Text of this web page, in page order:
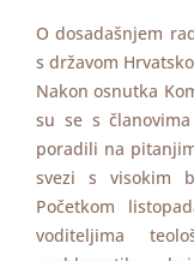
O dosadašnjem
s državom
Nakon osnutka
su se s
poradili na
svezi s visokim
Početkom
voditeljima